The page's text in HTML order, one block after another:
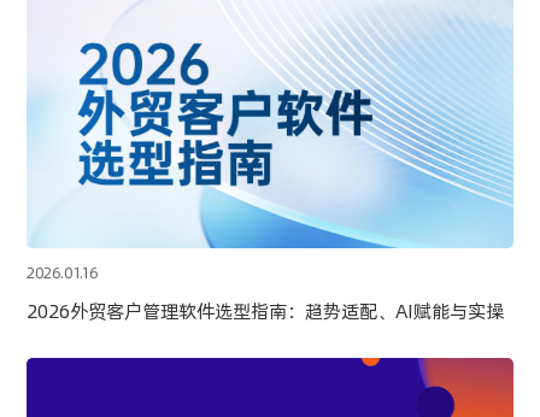
2026.01.16
2026外贸客户管理软件选型指南：趋势适配、AI赋能与实操